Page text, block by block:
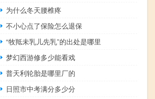
为什么冬天腰椎疼
不小心点了保险怎么退保
“牧羝未乳儿先乳”的出处是哪里
梦幻西游修多少能看戏
普天利轮胎是哪里厂的
日照市中考满分多少分